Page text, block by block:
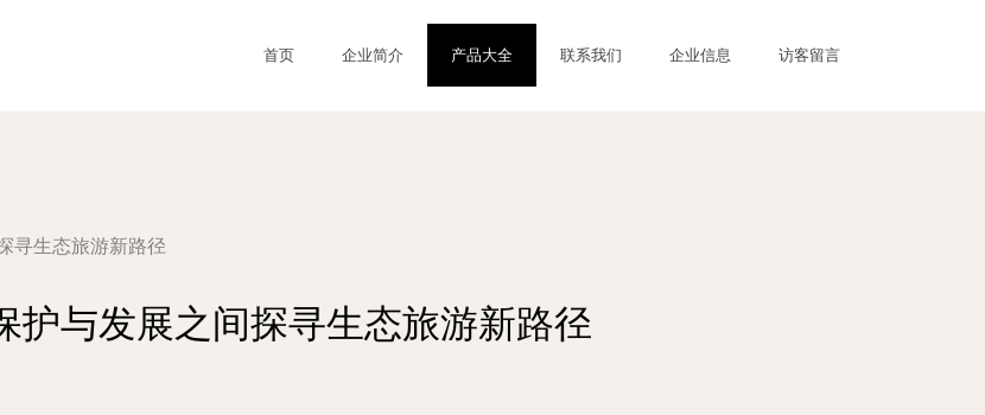
首页 企业简介 产品大全 联系我们 企业信息 访客留言
寻生态旅游新路径
护与发展之间探寻生态旅游新路径